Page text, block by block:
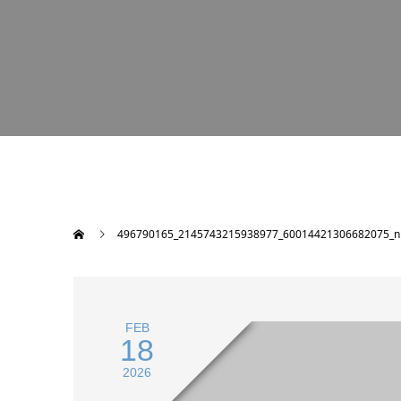
496790165_2145743215938977_60014421306682075_n
FEB
18
2026